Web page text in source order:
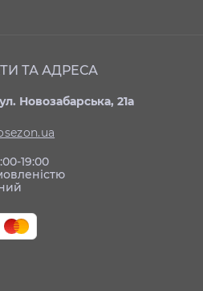
ТА АДРЕСА
Новозабарська, 21а
19:00